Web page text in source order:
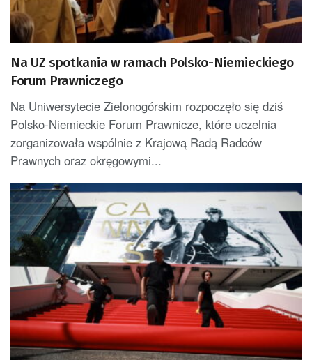
Na UZ spotkania w ramach Polsko-Niemieckiego
Forum Prawniczego
Na Uniwersytecie Zielonogórskim rozpoczęło się dziś
Polsko-Niemieckie Forum Prawnicze, które uczelnia
zorganizowała wspólnie z Krajową Radą Radców
Prawnych oraz okręgowymi...